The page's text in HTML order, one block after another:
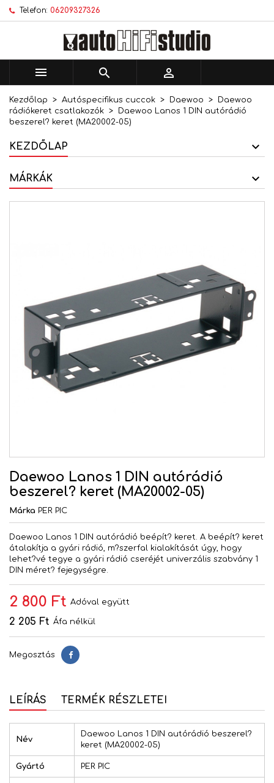
Telefon: 06209327326
  
Kezdőlap Autóspecifikus cuccok Daewoo
Daewoo
rádiókeret csatlakozók
Daewoo Lanos 1 DIN autórádió
beszerel? keret (MA20002-05)
KEZDŐLAP
MÁRKÁK
Daewoo Lanos 1 DIN autórádió
beszerel? keret (MA20002-05)
Márka PER PIC
Daewoo Lanos 1 DIN autórádió beépít? keret. A beépít? keret
átalakítja a gyári rádió, m?szerfal kialakítását úgy, hogy
lehet?vé tegye a gyári rádió cseréjét univerzális szabvány 1
DIN méret? fejegységre.
2 800 Ft Adóval együtt
2 205 Ft Áfa nélkül
Megosztás Megosztás
LEÍRÁS TERMÉK RÉSZLETEI
Név
Daewoo Lanos 1 DIN autórádió beszerel?
keret (MA20002-05)
Gyártó PER PIC
Kívánságlistáim ×
Új lista létrehozása
Kívánságlista létrehozása ×
Kívánságlista neve
Mégsem
Bejelentkezés ×
történő mentéséhez.
Mégsem Bejelentkezés